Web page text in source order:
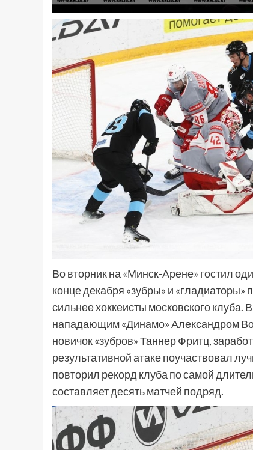
Во вторник на «Минск-Арене» гостил
конце декабря «зубры» и
сильнее хоккеисты московского клуба.
нападающим «Динамо» Александром
новичок «зубров» Таннер Фритц,
результативной атаке поучаствовал
повторил рекорд клуба по самой
составляет десять матчей подряд.